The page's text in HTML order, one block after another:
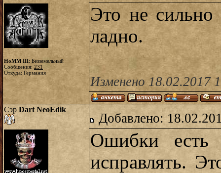
HoMM III: Безземельный
Сообщения: 231
Откуда: Германия
Это не
ладно.
Изменено 18.02.2017
Сэр Dart NeoEdik
Добавлено:
Ошибки
исправлять.